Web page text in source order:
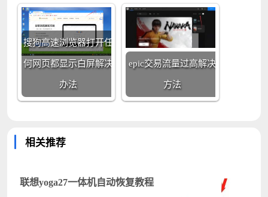
搜狗高速浏览器打开任
何网页都显示白屏解决
办法
epic交易流量过高解决
方法
相关推荐
联想yoga27一体机自动恢复教程